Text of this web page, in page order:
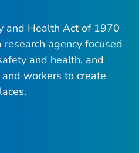
and Health Act of 1970
agency focused
and health, and
workers to create